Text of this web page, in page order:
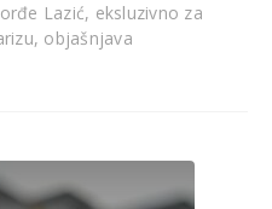
Lazić, eksluzivno za
objašnjava